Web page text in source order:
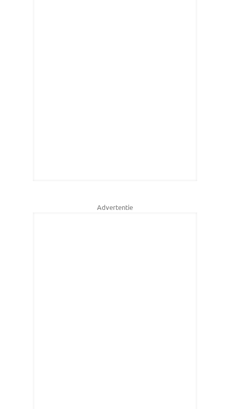
Advertentie